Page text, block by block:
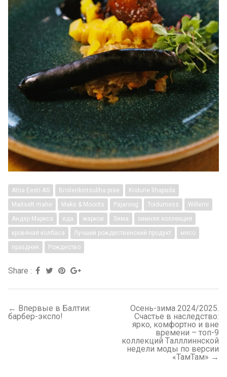
Atria Eesti AS Broilerikintsuliha prae
Kodune lihapada
Maitselt mahe
Maks & Moorits Pajaroog Toidumess
Willemi
Андер Маркса
еда жаркое Зима
зимняя коллекция
кровяная колбаса
Лучший рождественский продукт
мясо
праздник
Рождество
Share : Facebook
TwitterPinterestGoogle+
navigation
← Впервые в Балтии:
барбер-экспо!
Осень-зима 2024/2025.
Счастье в наследство:
ярко, комфортно и вне
времени – топ-9
коллекций Tалллиннской
недели моды по версии
«ТамТам» →